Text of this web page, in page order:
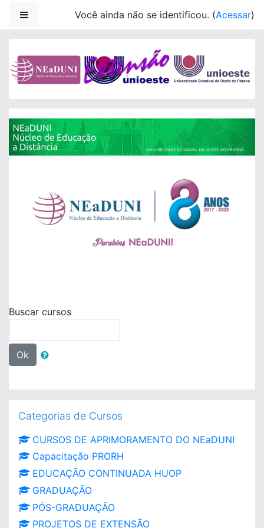
Painel lateralVocê ainda não se identificou. (Acessar)
Buscar cursos
Ok
Categorias de Cursos
CURSOS DE APRIMORAMENTO DO NEaDUNI
Capacitação PRORH
EDUCAÇÃO CONTINUADA HUOP
GRADUAÇÃO
PÓS-GRADUAÇÃO
PROJETOS DE EXTENSÃO